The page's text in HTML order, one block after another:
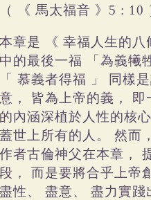
（
《 馬太福音 》 5 : 10
本章是
《 幸福人生的八
中的最後一福
「為義犧
「 慕義者得福 」
同樣
意，
皆為上帝的義，
即
的內涵深植於人性的核
蓋世上所有的人。
然而
作者古倫神父在本章，
段， 而是要將合乎上帝
盡性、
盡意、
盡力實踐